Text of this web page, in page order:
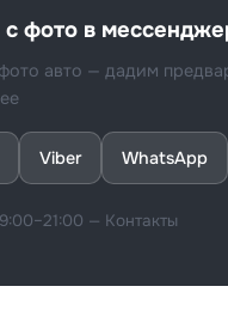
фото в
авто — дадим
Viber WhatsApp
— Контакты